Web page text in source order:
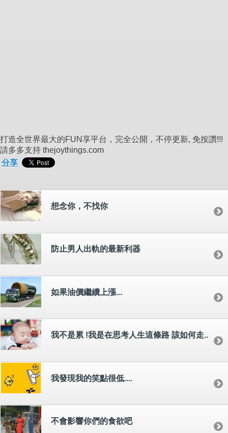
打造全世界最大的FUN享平台，完全公開，不停更新, 免按讚!!!
請多多支持 thejoythings.com
分享
想念你，不找你
防止男人出軌的最新利器
如果油價繼續上漲...
我不是累 !我是在思考人生這條路 該如何走..
我發現我的笑點很低....
不會影響你們的食欲吧